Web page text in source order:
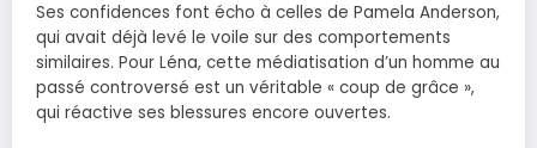
Ses confidences font écho à celles de Pamela Anderson,
qui avait déjà levé le voile sur des comportements
similaires. Pour Léna, cette médiatisation d’un homme au
passé controversé est un véritable « coup de grâce »,
qui réactive ses blessures encore ouvertes.